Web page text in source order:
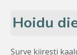
Hoidu
Surve kiiresti